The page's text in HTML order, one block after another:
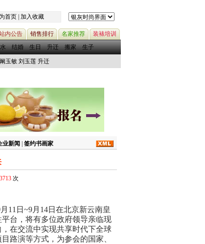
首页 加入收藏
内公告 销售排行 名家推荐
装裱培训
结婚 生日 升迁 搬家 生子
阚玉敏 刘玉莲 升迁
业新闻 签约书画家
次
11日~9月14日在北京新云南皇
台，将有多位政府领导亲临现
，在交流中实现共享时代下全球
路演等方式，为参会的国家、